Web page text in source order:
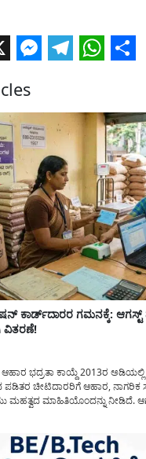
ಕಾರ್ಡ್‍ದಾರರ ಗಮನಕ್ಕೆ: ಆಗಸ್ಟ್
ಭದ್ರತಾ ಕಾಯ್ದೆ 2013ರ ಅಡಿಯಲ್ಲಿ
ಪಡಿತರ ಚೀಟಿದಾರರಿಗೆ ಆಹಾರ, ನಾಗರಿಕ
ಮಹತ್ವದ ಮಾಹಿತಿಯೊಂದನ್ನು ನೀಡಿದೆ.